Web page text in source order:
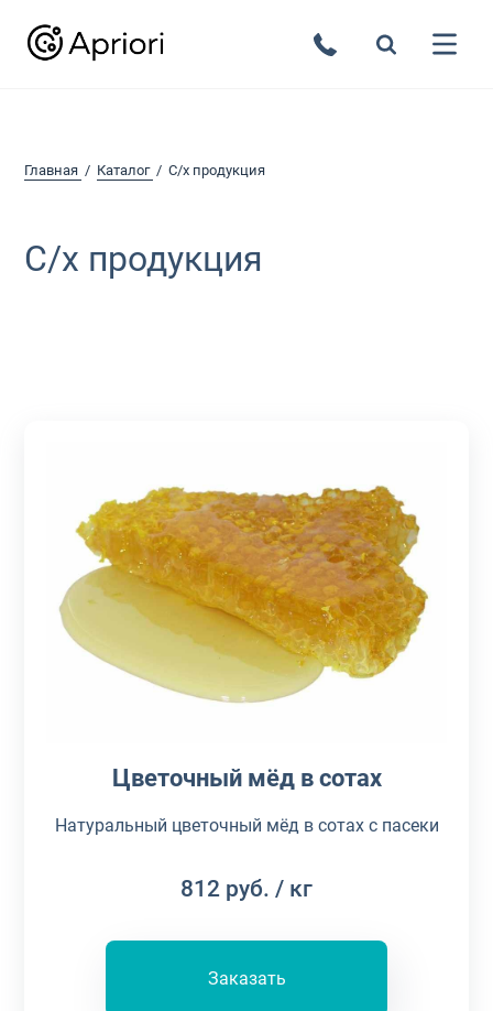
Главная Каталог С/х продукция
С/х продукция
Цветочный мёд в сотах
Натуральный цветочный мёд в сотах с пасеки
812 руб. / кг
Заказать